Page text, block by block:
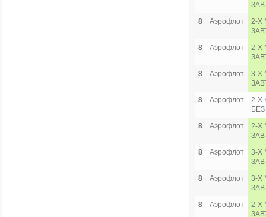
8
Аэрофлот
2-Х
8
Аэрофлот
2-Х
8
Аэрофлот
3-Х
8
Аэрофлот
2-Х
8
Аэрофлот
2-Х
8
Аэрофлот
3-Х
8
Аэрофлот
3-Х
8
Аэрофлот
2-Х